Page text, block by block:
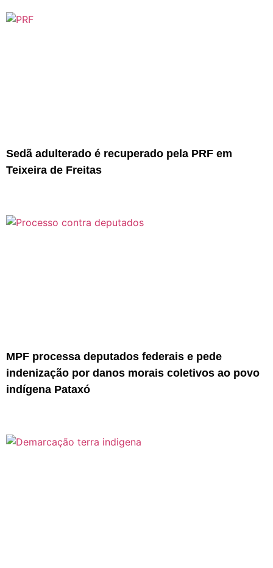
Sedã adulterado é recuperado pela PRF em
Teixeira de Freitas
MPF processa deputados federais e pede
indenização por danos morais coletivos ao povo
indígena Pataxó